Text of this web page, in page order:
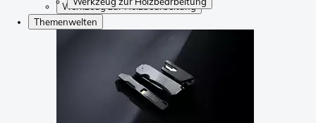
Werkzeug zur Holzbearbeitung
Themenwelten